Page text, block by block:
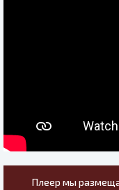
Плеер мы